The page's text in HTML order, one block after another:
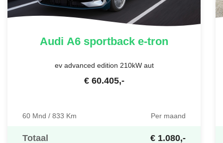
Audi A6 sportback e-tron
ev advanced edition 210kW aut
€ 60.405,-
60 Mnd / 833 Km Per maand
Totaal € 1.080,-